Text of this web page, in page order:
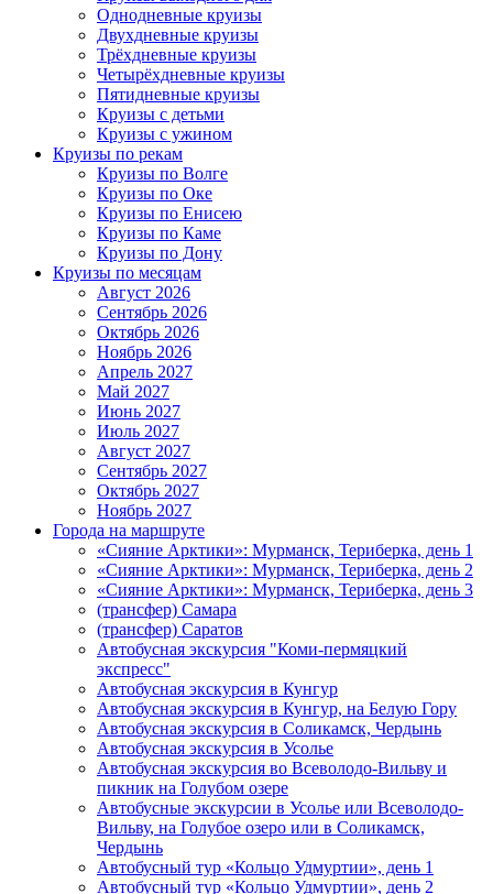
Однодневные круизы
Двухдневные круизы
Трёхдневные круизы
Четырёхдневные круизы
Пятидневные круизы
Круизы с детьми
Круизы с ужином
Круизы по рекам
Круизы по Волге
Круизы по Оке
Круизы по Енисею
Круизы по Каме
Круизы по Дону
Круизы по месяцам
Август 2026
Сентябрь 2026
Октябрь 2026
Ноябрь 2026
Апрель 2027
Май 2027
Июнь 2027
Июль 2027
Август 2027
Сентябрь 2027
Октябрь 2027
Ноябрь 2027
Города на маршруте
«Сияние Арктики»: Мурманск, Териберка, день 1
«Сияние Арктики»: Мурманск, Териберка, день 2
«Сияние Арктики»: Мурманск, Териберка, день 3
(трансфер) Самара
(трансфер) Саратов
Автобусная экскурсия "Коми-пермяцкий
экспресс"
Автобусная экскурсия в Кунгур
Автобусная экскурсия в Кунгур, на Белую Гору
Автобусная экскурсия в Соликамск, Чердынь
Автобусная экскурсия в Усолье
Автобусная экскурсия во Всеволодо-Вильву и
пикник на Голубом озере
Автобусные экскурсии в Усолье или Всеволодо-
Вильву, на Голубое озеро или в Соликамск,
Чердынь
Автобусный тур «Кольцо Удмуртии», день 1
Автобусный тур «Кольцо Удмуртии», день 2